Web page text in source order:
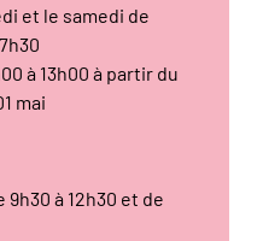
et le samedi de
à 13h00 à partir du
mai
à 12h30 et de